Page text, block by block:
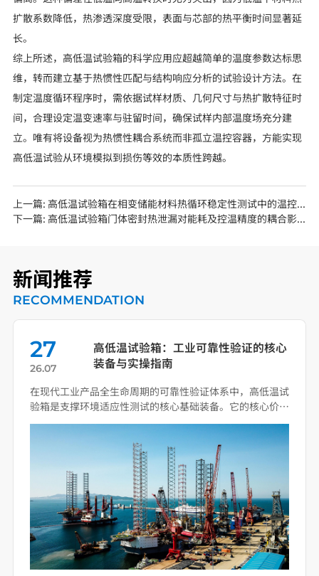
扩散系数降低，热渗透深度受限，表面与芯部的热平衡时间显著延
长。
综上所述，高低温试验箱的科学应用应超越简单的温度参数达标思
维，转而建立基于热惯性匹配与结构响应分析的试验设计方法。在
制定温度循环程序时，需依据试样材质、几何尺寸与热扩散特征时
间，合理设定温变速率与驻留时间，确保试样内部温度场充分建
立。唯有将设备视为热惯性耦合系统而非孤立温控容器，方能实现
高低温试验从环境模拟到损伤等效的本质性跨越。
上一篇: 高低温试验箱在相变储能材料热循环稳定性测试中的温控策略
下一篇: 高低温试验箱门体密封热泄漏对能耗及控温精度的耦合影响
新闻推荐
RECOMMENDATION
27
26.07
高低温试验箱：工业可靠性验证的核心
装备与实操指南
在现代工业产品全生命周期的可靠性验证体系中，高低温试
验箱是支撑环境适应性测试的核心基础装备。它的核心价值
从来不 […]